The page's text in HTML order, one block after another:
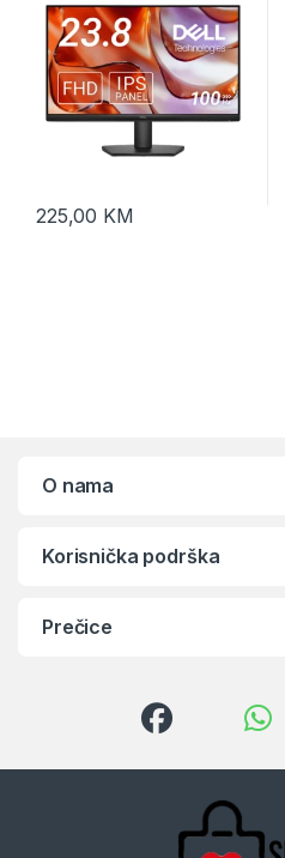
225,00 KM
O nama
Korisnička podrška
Prečice